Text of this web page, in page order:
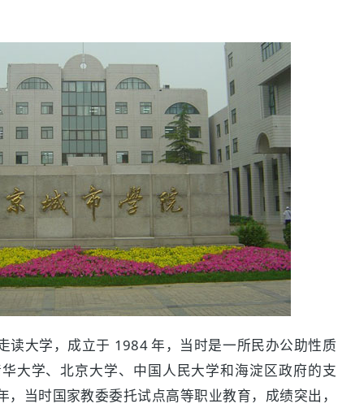
读大学，成立于 1984 年，当时是一所民办公助性质
大学、北京大学、中国人民大学和海淀区政府的支
当时国家教委委托试点高等职业教育，成绩突出，